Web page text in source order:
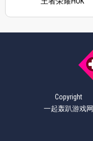
Copyright
一起轰趴游戏网